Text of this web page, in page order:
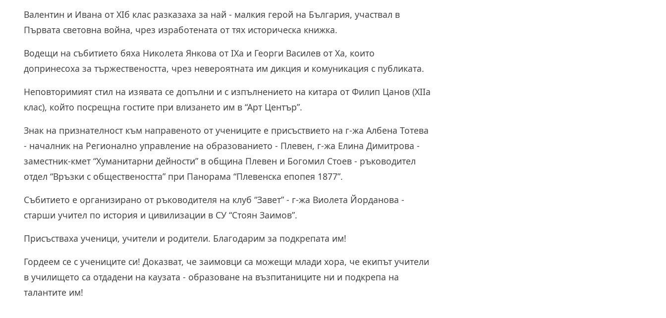
Валентин и Ивана от XIб клас разказаха за най - малкия герой на България, участвал в
Първата световна война, чрез изработената от тях историческа книжка.
Водещи на събитието бяха Николета Янкова от IXа и Георги Василев от Ха, които
допринесоха за тържествеността, чрез невероятната им дикция и комуникация с публиката.
Неповторимият стил на изявата се допълни и с изпълнението на китара от Филип Цанов (XIIа
клас), който посрещна гостите при влизането им в “Арт Център”.
Знак на признателност към направеното от учениците е присъствието на г-жа Албена Тотева
- началник на Регионално управление на образованието - Плевен, г-жа Елина Димитрова -
заместник-кмет “Хуманитарни дейности” в община Плевен и Богомил Стоев - ръководител
отдел “Връзки с обществеността” при Панорама “Плевенска епопея 1877”.
Събитието е организирано от ръководителя на клуб “Завет” - г-жа Виолета Йорданова -
старши учител по история и цивилизации в СУ “Стоян Заимов”.
Присъстваха ученици, учители и родители. Благодарим за подкрепата им!
Гордеем се с учениците си! Доказват, че заимовци са можещи млади хора, че екипът учители
в училището са отдадени на каузата - образоване на възпитаниците ни и подкрепа на
талантите им!